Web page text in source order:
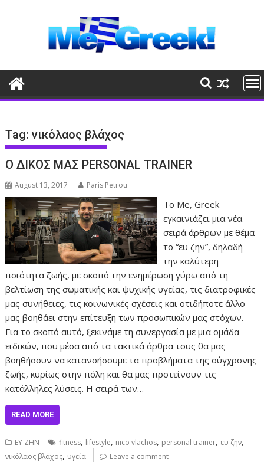
Tag:νικόλαος βλάχος
Ο ΔΙΚΟΣ ΜΑΣ PERSONAL TRAINER
August 13, 2017 Paris Petrou
Το Me, Greek
εγκαινιάζει μια νέα
σειρά άρθρων με θέμα
το “ευ ζην”, δηλαδή
την καλύτερη
ποιότητα ζωής, με σκοπό την ενημέρωση γύρω από τη
βελτίωση της σωματικής και ψυχικής υγείας, τις διατροφικές
μας συνήθειες, τις κοινωνικές σχέσεις και οτιδήποτε άλλο
μας βοηθάει στην επίτευξη των προσωπικών μας στόχων.
Για το σκοπό αυτό, ξεκινάμε τη συνεργασία με μια ομάδα
ειδικών, που μέσα από τα τακτικά άρθρα τους θα μας
βοηθήσουν να κατανοήσουμε τα προβλήματα της σύγχρονης
ζωής, κυρίως στην πόλη και θα μας προτείνουν τις
κατάλληλες λύσεις. Η σειρά των…
READ MORE
ΕΥ ΖΗΝ fitness, lifestyle, nico vlachos, personal trainer, ευ ζην,
νικόλαος βλάχος, υγεία Leave a comment